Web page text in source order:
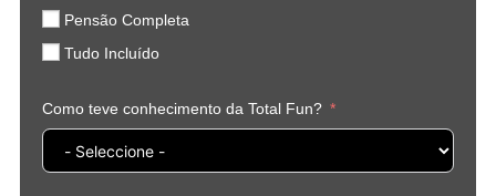
Pensão Completa
Tudo Incluído
Como teve conhecimento da Total Fun?